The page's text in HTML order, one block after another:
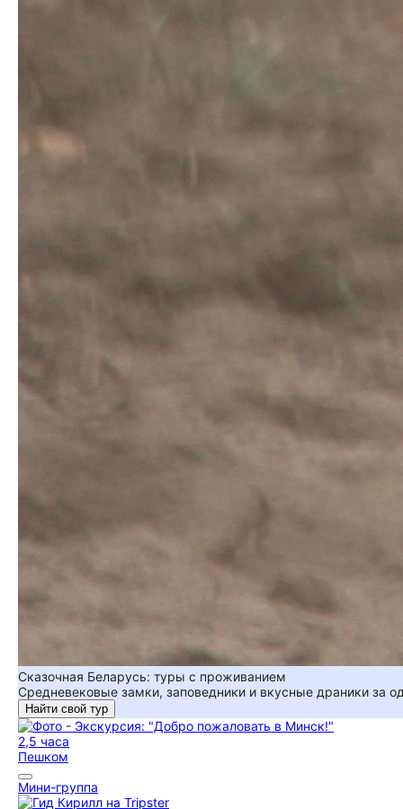
Сказочная Беларусь: туры с проживанием
Средневековые замки, заповедники и вкусные драники за
Найти свой тур
2,5 часа
Пешком
Мини-группа